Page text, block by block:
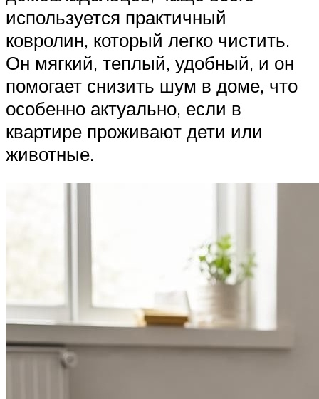
используется практичный
ковролин, который легко чистить.
Он мягкий, теплый, удобный, и он
помогает снизить шум в доме, что
особенно актуально, если в
квартире проживают дети или
животные.